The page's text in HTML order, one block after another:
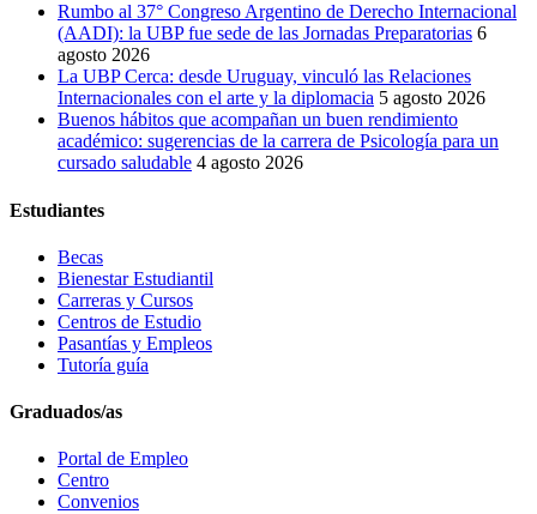
Rumbo al 37° Congreso Argentino de Derecho Internacional
(AADI): la UBP fue sede de las Jornadas Preparatorias 6
agosto 2026
La UBP Cerca: desde Uruguay, vinculó las Relaciones
Internacionales con el arte y la diplomacia 5 agosto 2026
Buenos hábitos que acompañan un buen rendimiento
académico: sugerencias de la carrera de Psicología para un
cursado saludable 4 agosto 2026
Estudiantes
Becas
Bienestar Estudiantil
Carreras y Cursos
Centros de Estudio
Pasantías y Empleos
Tutoría guía
Graduados/as
Portal de Empleo
Centro
Convenios